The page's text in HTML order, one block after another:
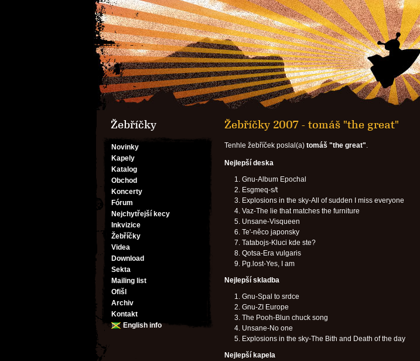
Žebříčky
Novinky
Kapely
Katalog
Obchod
Koncerty
Fórum
Nejchytřejší kecy
Inkvizice
Žebříčky
Videa
Download
Sekta
Mailing list
Ofišl
Archiv
Kontakt
English info
Žebříčky 2007 - tomáš "the great"
Tenhle žebříček poslal(a) tomáš "the great".
Nejlepší deska
Gnu-Album Epochal
Esgmeq-s/t
Explosions in the sky-All of sudden I miss everyone
Vaz-The lie that matches the furniture
Unsane-Visqueen
Te'-něco japonsky
Tatabojs-Kluci kde ste?
Qotsa-Era vulgaris
Pg.lost-Yes, I am
Nejlepší skladba
Gnu-Spal to srdce
Gnu-ZI Europe
The Pooh-Blun chuck song
Unsane-No one
Explosions in the sky-The Bith and Death of the day
Nejlepší kapela